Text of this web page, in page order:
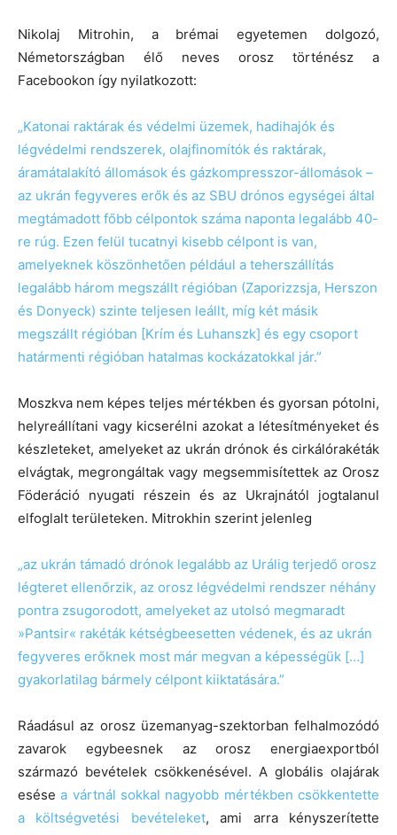
Nikolaj Mitrohin, a brémai egyetemen dolgozó,
Németországban élő neves orosz történész a
Facebookon így nyilatkozott:
„Katonai raktárak és védelmi üzemek, hadihajók és
légvédelmi rendszerek, olajfinomítók és raktárak,
áramátalakító állomások és gázkompresszor-állomások –
az ukrán fegyveres erők és az SBU drónos egységei által
megtámadott főbb célpontok száma naponta legalább 40-
re rúg. Ezen felül tucatnyi kisebb célpont is van,
amelyeknek köszönhetően például a teherszállítás
legalább három megszállt régióban (Zaporizzsja, Herszon
és Donyeck) szinte teljesen leállt, míg két másik
megszállt régióban [Krím és Luhanszk] és egy csoport
határmenti régióban hatalmas kockázatokkal jár.”
Moszkva nem képes teljes mértékben és gyorsan pótolni,
helyreállítani vagy kicserélni azokat a létesítményeket és
készleteket, amelyeket az ukrán drónok és cirkálórakéták
elvágtak, megrongáltak vagy megsemmisítettek az Orosz
Föderáció nyugati részein és az Ukrajnától jogtalanul
elfoglalt területeken. Mitrokhin szerint jelenleg
„az ukrán támadó drónok legalább az Urálig terjedő orosz
légteret ellenőrzik, az orosz légvédelmi rendszer néhány
pontra zsugorodott, amelyeket az utolsó megmaradt
»Pantsir« rakéták kétségbeesetten védenek, és az ukrán
fegyveres erőknek most már megvan a képességük […]
gyakorlatilag bármely célpont kiiktatására.”
Ráadásul az orosz üzemanyag-szektorban felhalmozódó
zavarok egybeesnek az orosz energiaexportból
származó bevételek csökkenésével. A globális olajárak
esésea vártnál sokkal nagyobb mértékben csökkentette
a költségvetési bevételeket, ami arra kényszerítette